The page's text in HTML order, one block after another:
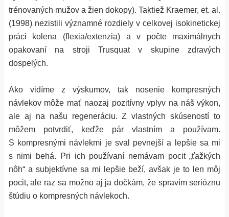
trénovaných mužov a žien dokopy). Taktiež Kraemer, et. al.
(1998) nezistili významné rozdiely v celkovej isokinetickej
práci kolena (flexia/extenzia) a v počte maximálnych
opakovaní na stroji Trusquat v skupine zdravých
dospelých.
Ako vidíme z výskumov, tak nosenie kompresných
návlekov môže mať naozaj pozitívny vplyv na náš výkon,
ale aj na našu regeneráciu. Z vlastných skúseností to
môžem potvrdiť, keďže pár vlastním a používam.
S kompresnými návlekmi je sval pevnejší a lepšie sa mi
s nimi behá. Pri ich používaní nemávam pocit „ťažkých
nôh“ a subjektívne sa mi lepšie beží, avšak je to len môj
pocit, ale raz sa možno aj ja dočkám, že spravím serióznu
štúdiu o kompresných návlekoch.